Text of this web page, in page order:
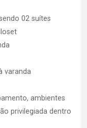
02 suítes
varanda
ambientes
privilegiada dentro